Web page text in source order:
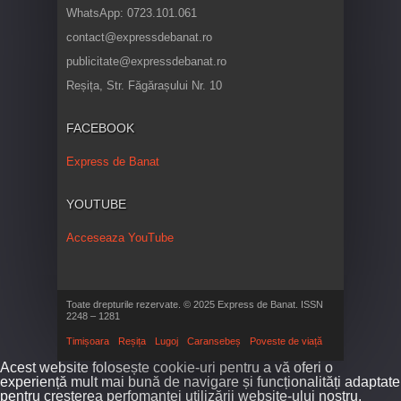
WhatsApp: 0723.101.061
contact@expressdebanat.ro
publicitate@expressdebanat.ro
Reșița, Str. Făgărașului Nr. 10
FACEBOOK
Express de Banat
YOUTUBE
Acceseaza YouTube
Toate drepturile rezervate. © 2025 Express de Banat. ISSN
2248 – 1281
Timișoara Reșița Lugoj Caransebeș Poveste de viață
Acest website folosește cookie-uri pentru a vă oferi o
experiență mult mai bună de navigare și funcționalități adaptate
pentru creșterea perfomanței utilizării website-ului nostru.